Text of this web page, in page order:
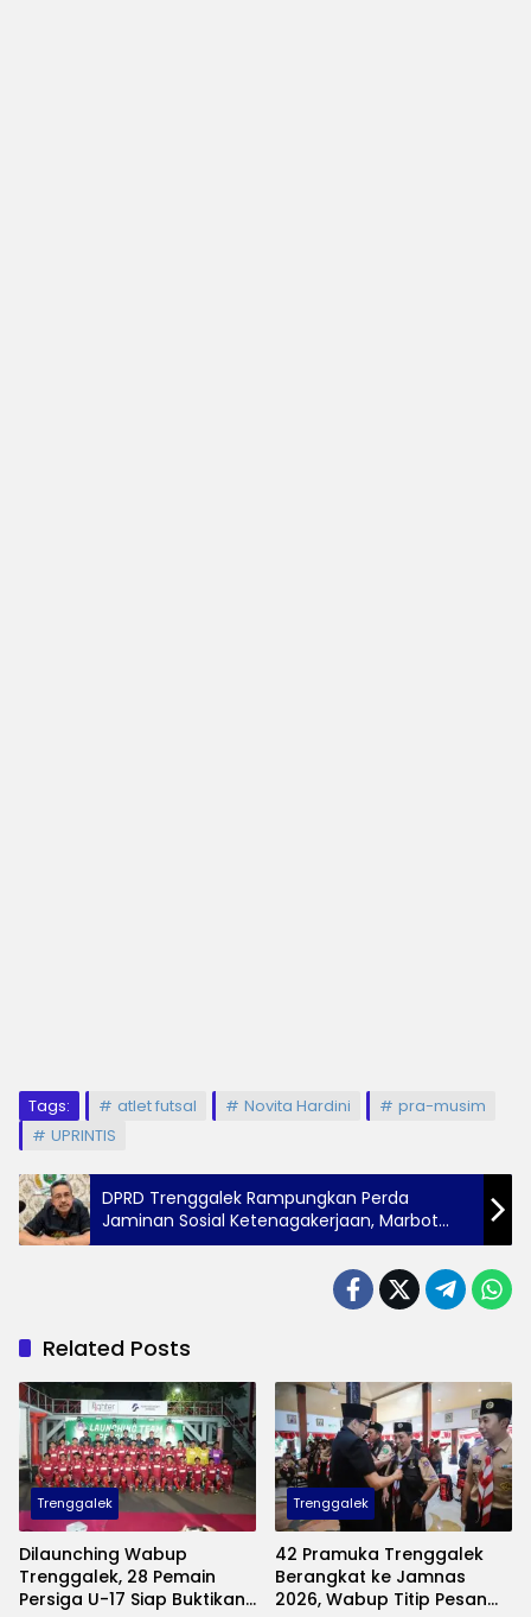
Tags: atlet futsal Novita Hardini
pra-musim
UPRINTIS
DPRD Trenggalek Rampungkan Perda
Jaminan Sosial Ketenagakerjaan, Marbot
hingga ART Ikut Terlindungi
Related Posts
Trenggalek
Dilaunching Wabup
Trenggalek, 28 Pemain
Persiga U-17 Siap Buktikan
Trenggalek
42 Pramuka Trenggalek
Berangkat ke Jamnas
2026, Wabup Titip Pesan